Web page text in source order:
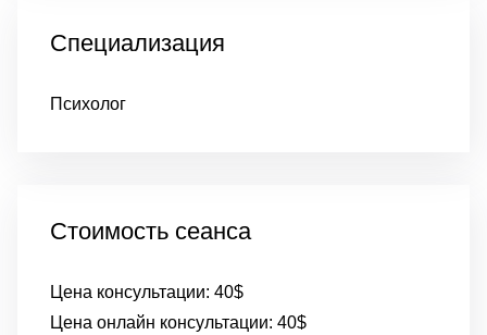
Специализация
Психолог
Стоимость сеанса
Цена консультации: 40$
Цена онлайн консультации: 40$